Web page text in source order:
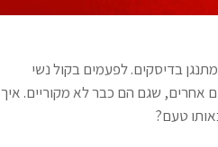
בדיסקים. לפעמים בקול נשי
אחרים, שגם הם כבר לא מקוריים. איך
טעם?